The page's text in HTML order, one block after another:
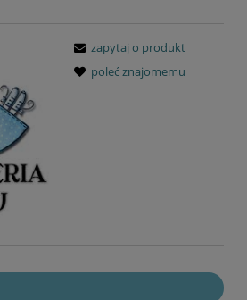
zapytaj o produkt
poleć znajomemu